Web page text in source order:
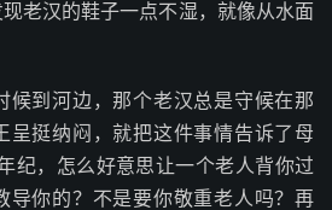
老汉的鞋子一点不湿，就像从水面
候到河边，那个老汉总是守候在那
呈挺纳闷，就把这件事情告诉了母
纪，怎么好意思让一个老人背你过
导你的？不是要你敬重老人吗？再